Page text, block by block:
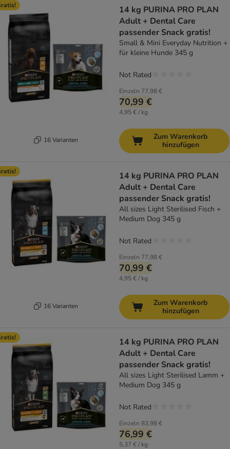
16 Varianten
14 kg PURINA PRO PLAN
Adult + Dental Care
passender Snack gratis!
Small & Mini Everyday Nutrition +
für kleine Hunde 345 g
Einzeln 77,98 €
70,99 €
4,95 € / kg
Not Rated
Zum Warenkorb
hinzufügen
16 Varianten
14 kg PURINA PRO PLAN
Adult + Dental Care
passender Snack gratis!
All sizes Light Sterilised Fisch +
Medium Dog 345 g
Einzeln 77,98 €
70,99 €
4,95 € / kg
Not Rated
Zum Warenkorb
hinzufügen
14 kg PURINA PRO PLAN
Adult + Dental Care
passender Snack gratis!
All sizes Light Sterilised Lamm +
Medium Dog 345 g
Einzeln 83,98 €
76,99 €
5,37 € / kg
Not Rated